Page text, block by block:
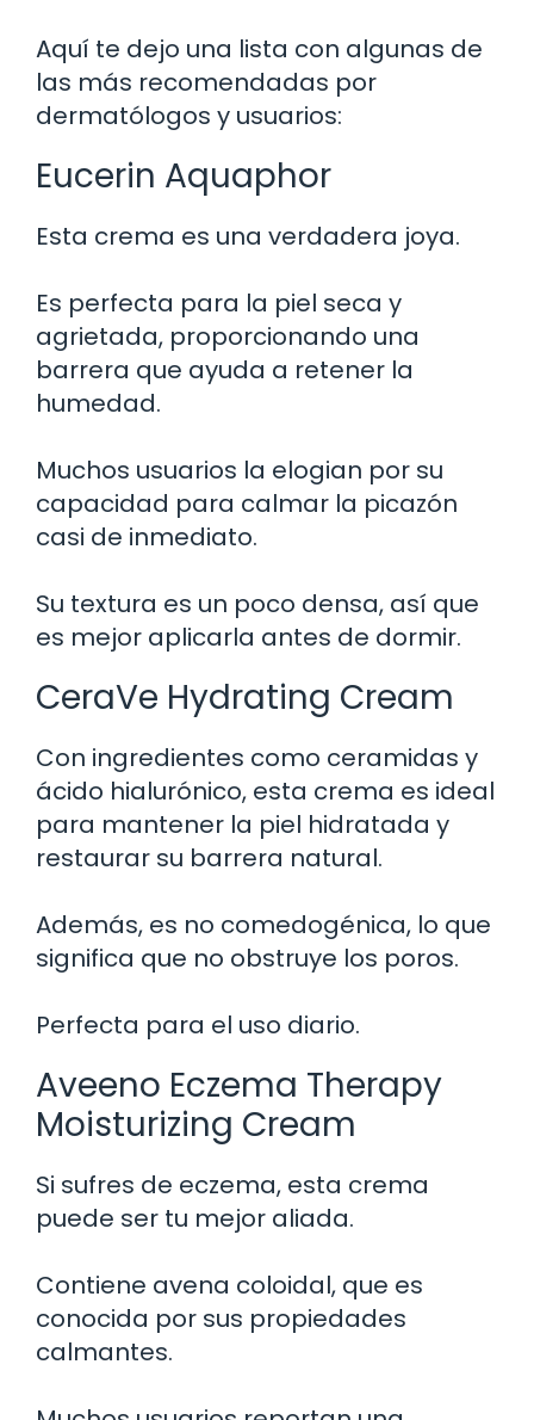
Aquí te dejo una lista con algunas de
las más recomendadas por
dermatólogos y usuarios:
Eucerin Aquaphor
Esta crema es una verdadera joya.
Es perfecta para la piel seca y
agrietada, proporcionando una
barrera que ayuda a retener la
humedad.
Muchos usuarios la elogian por su
capacidad para calmar la picazón
casi de inmediato.
Su textura es un poco densa, así que
es mejor aplicarla antes de dormir.
CeraVe Hydrating Cream
Con ingredientes como ceramidas y
ácido hialurónico, esta crema es ideal
para mantener la piel hidratada y
restaurar su barrera natural.
Además, es no comedogénica, lo que
significa que no obstruye los poros.
Perfecta para el uso diario.
Aveeno Eczema Therapy
Moisturizing Cream
Si sufres de eczema, esta crema
puede ser tu mejor aliada.
Contiene avena coloidal, que es
conocida por sus propiedades
calmantes.